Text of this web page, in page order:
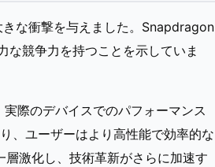
な衝撃を与えました。Snapdragon
競争力を持つことを示していま
際のデバイスでのパフォーマンス
、ユーザーはより高性能で効率的な
激化し、技術革新がさらに加速す